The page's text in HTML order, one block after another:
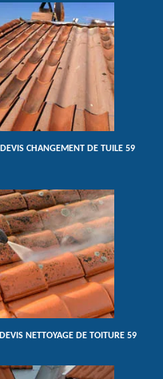
DEVIS CHANGEMENT DE TUILE 59
DEVIS NETTOYAGE DE TOITURE 59